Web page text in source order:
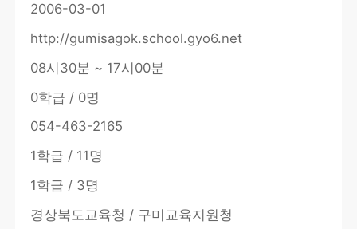
2006-03-01
http://gumisagok.school.gyo6.net
08시30분 ~ 17시00분
0학급 / 0명
054-463-2165
1학급 / 11명
1학급 / 3명
경상북도교육청 / 구미교육지원청